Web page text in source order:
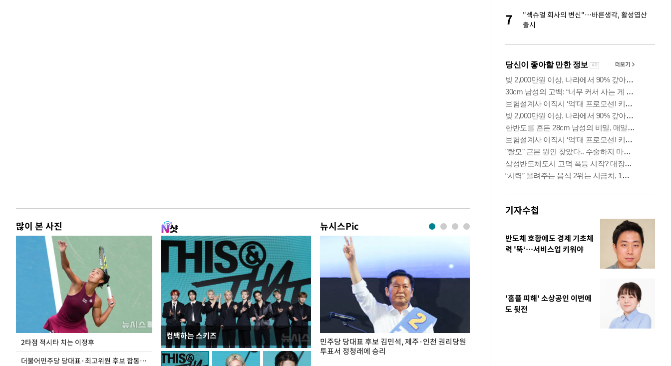
많이 본 사진
2타점 적시타 치는 이정후
더불어민주당 당대표·최고위원 후보 합동연설회
컴백하는 스키즈
뉴시스Pic
이번주 국회에는 무슨 일이? [뉴시스국회토pic]
민주당 당대표 후보 김민석, 제주·인천 권리당원
투표서 정청래에 승리
7
"섹슈얼 회사의 변신"…바른생각, 활성엽산
출시
기자수첩
반도체 호황에도 경제 기초체
력 '뚝‘…서비스업 키워야
'홈플 피해' 소상공인 이번에
도 뒷전